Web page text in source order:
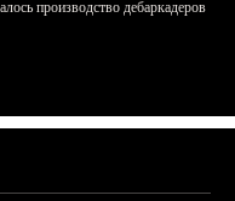
производство дебаркадеров